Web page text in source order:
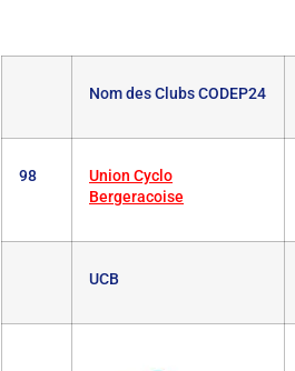
Nom des Clubs CODEP24
98
Union Cyclo
Bergeracoise
UCB